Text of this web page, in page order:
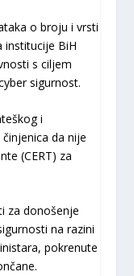
o broju i vrsti
institucije BiH
s ciljem
sigurnost.
i
da nije
(CERT) za
za donošenje
na razini
pokrenute